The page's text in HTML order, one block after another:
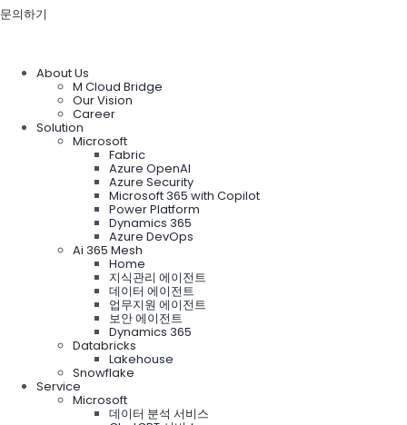
문의하기
About Us
M Cloud Bridge
Our Vision
Career
Solution
Microsoft
Fabric
Azure OpenAI
Azure Security
Microsoft 365 with Copilot
Power Platform
Dynamics 365
Azure DevOps
Ai 365 Mesh
Home
지식관리 에이전트
데이터 에이전트
업무지원 에이전트
보안 에이전트
Dynamics 365
Databricks
Lakehouse
Snowflake
Service
Microsoft
데이터 분석 서비스